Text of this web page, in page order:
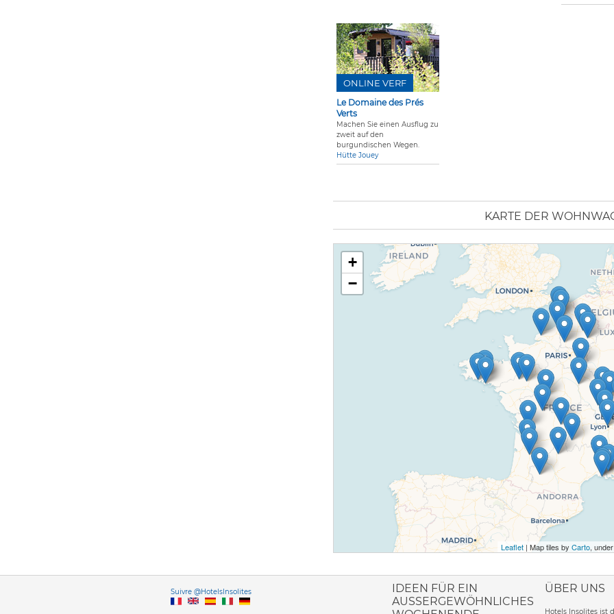
Le Domaine des Prés
Verts
Machen Sie einen Ausflug zu
zweit auf den
burgundischen Wegen.
Hütte Jouey
ONLINE VERF
KARTE DER
+
−
Leaflet | Map tiles by Carto,
Suivre @HotelsInsolitesVersione italiana
IDEEN FÜR EIN
AUSSERGEWÖHNLICHES W
ÜBER UNS
Hotels Insolites ist